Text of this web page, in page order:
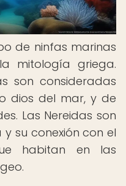
de ninfas marinas
mitología griega.
son consideradas
dios del mar, y de
Las Nereidas son
su conexión con el
habitan en las